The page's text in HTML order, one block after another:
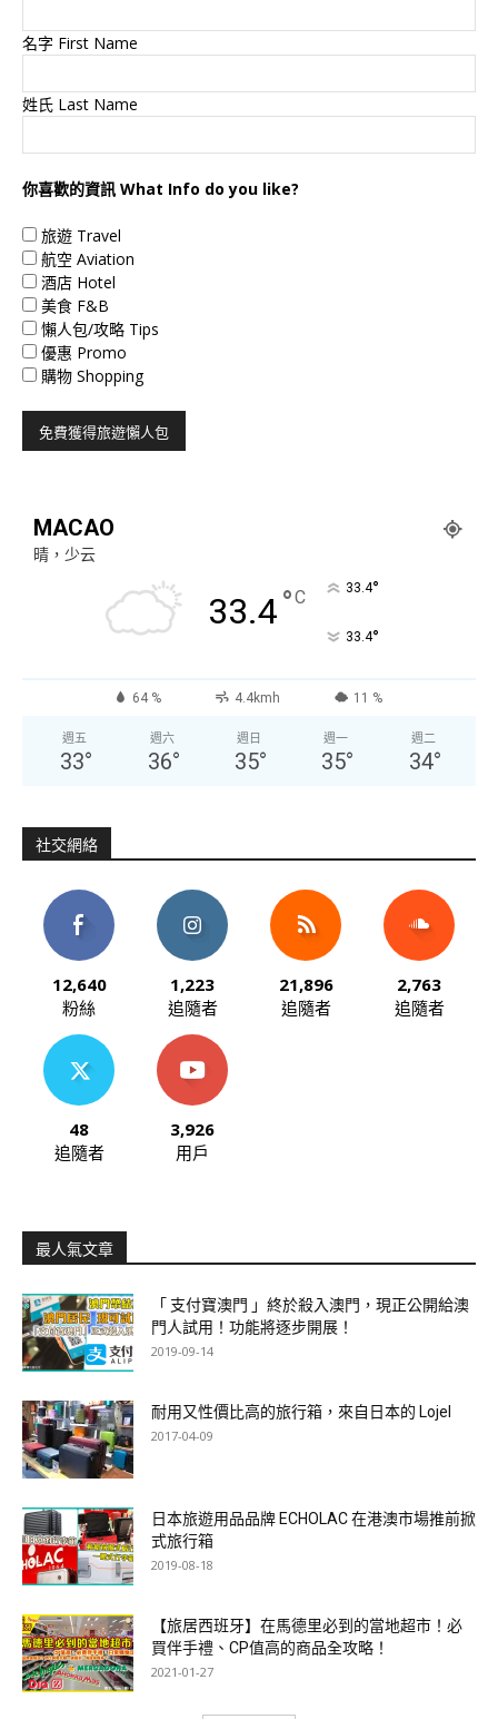
名字 First Name
姓氏 Last Name
你喜歡的資訊 What Info do you like?
旅遊 Travel
航空 Aviation
酒店 Hotel
美食 F&B
懶人包/攻略 Tips
優惠 Promo
購物 Shopping
MACAO
晴，少云
33.4°C 33.4°
33.4°
64 % 4.4kmh 11 %
週五
33°
週六
36°
週日
35°
週一
35°
週二
34°
社交網絡
12,640
粉絲
1,223
追隨者
21,896
追隨者
2,763
追隨者
48
追隨者
3,926
用戶
最人氣文章
「 支付寶澳門 」終於殺入澳門，現正公開給澳
門人試用！功能將逐步開展！
2019-09-14
耐用又性價比高的旅行箱，來自日本的 Lojel
2017-04-09
日本旅遊用品品牌 ECHOLAC 在港澳市場推前掀
式旅行箱
2019-08-18
【旅居西班牙】在馬德里必到的當地超市！必
買伴手禮、CP值高的商品全攻略！
2021-01-27